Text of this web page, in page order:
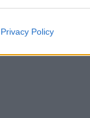
Privacy Policy